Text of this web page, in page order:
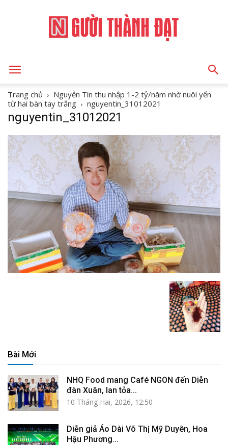
THÀNH
ĐẠT
Trang chủ
Nguyễn Tín thu nhập 1-2 tỷ/năm nhờ nuôi yến
từ hai bàn tay trắng
nguyentin_31012021
nguyentin_31012021
Bài Mới
NHQ Food mang Café NGON đến Diễn
đàn Xuân, lan tỏa...
10 Tháng Hai, 2026, 12:50
Diễn giả Áo Dài Võ Thị Mỹ Duyên, Hoa
Hậu Phương...